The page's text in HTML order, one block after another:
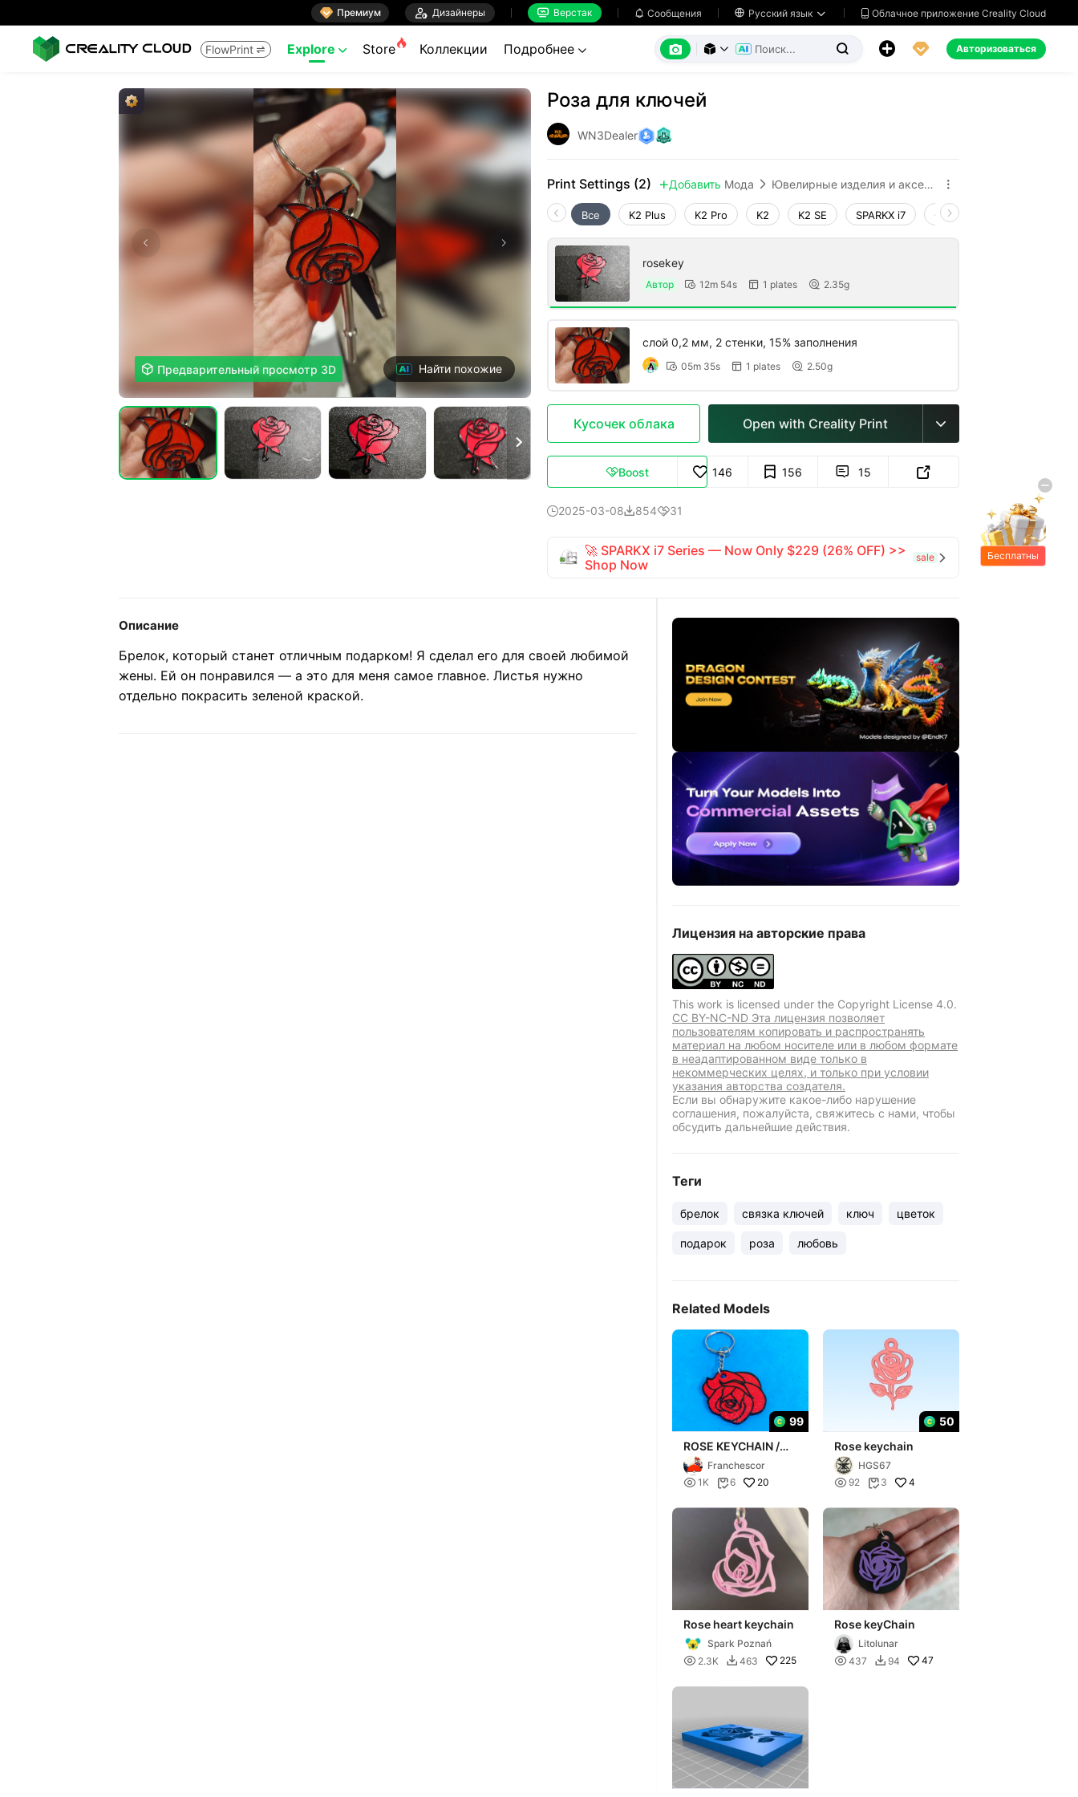
 Премиум  Дизайнеры  Верстак  Сообщения  Русский язык   Облачное приложение Creality Cloud
FlowPrint  Explore  Store Коллекции Подробнее        Авторизоваться
 Предварительный просмотр 3D Найти похожие

Роза для ключей
WN3Dealer
Print Settings (2)  Добавить Мода  Ювелирные изделия и аксессуары 
Все K2 Plus K2 Pro K2 K2 SE SPARKX i7 Creality Hi
rosekey
Автор  12m 54s  1 plates  2.35g
слой 0,2 мм, 2 стенки, 15% заполнения
 05m 35s  1 plates  2.50g
Кусочек облака Open with Creality Print 
Boost 146 156  15 
2025-03-0885431
🚀 SPARKX i7 Series — Now Only $229 (26% OFF) >>
Shop Now
sale 
Описание
Брелок, который станет отличным подарком! Я сделал его для своей любимой
жены. Ей он понравился — а это для меня самое главное. Листья нужно
отдельно покрасить зеленой краской.
Лицензия на авторские права
This work is licensed under the Copyright License 4.0.
CC BY-NC-ND Эта лицензия позволяет
пользователям копировать и распространять
материал на любом носителе или в любом формате
в неадаптированном виде только в
некоммерческих целях, и только при условии
указания авторства создателя.
Если вы обнаружите какое-либо нарушение
соглашения, пожалуйста, свяжитесь с нами, чтобы
обсудить дальнейшие действия.
Теги
брелок связка ключей ключ цветок
подарок роза любовь
Related Models
99
ROSE KEYCHAIN /
LLAVERO ROSA
Franchescor
 1K 6 20
50
Rose keychain
HGS67
 92  3 4
Rose heart keychain
Spark Poznań
 2.3K  463 225
Rose keyChain
Litolunar
 437  94 47
Бесплатны